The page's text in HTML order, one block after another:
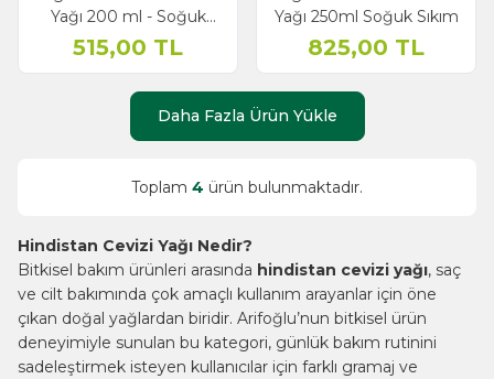
Yağı 200 ml - Soğuk
Sıkım
515,00 TL
Yağı 250ml Soğuk Sıkım
825,00 TL
Daha Fazla Ürün Yükle
Toplam 4 ürün bulunmaktadır.
Hindistan Cevizi Yağı Nedir?
Bitkisel bakım ürünleri arasında hindistan cevizi yağı, saç
ve cilt bakımında çok amaçlı kullanım arayanlar için öne
çıkan doğal yağlardan biridir. Arifoğlu’nun bitkisel ürün
deneyimiyle sunulan bu kategori, günlük bakım rutinini
sadeleştirmek isteyen kullanıcılar için farklı gramaj ve